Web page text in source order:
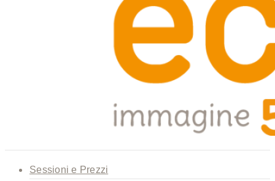
Sessioni e Prezzi